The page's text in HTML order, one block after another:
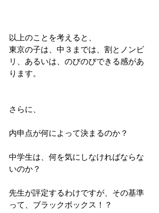
以上のことを考えると、
東京の子は、中３までは、割とノンビ
リ、あるいは、のびのびできる感があ
ります。
さらに、
内申点が何によって決まるのか？
中学生は、何を気にしなければならな
いのか？
先生が評定するわけですが、その基準
って、ブラックボックス！？